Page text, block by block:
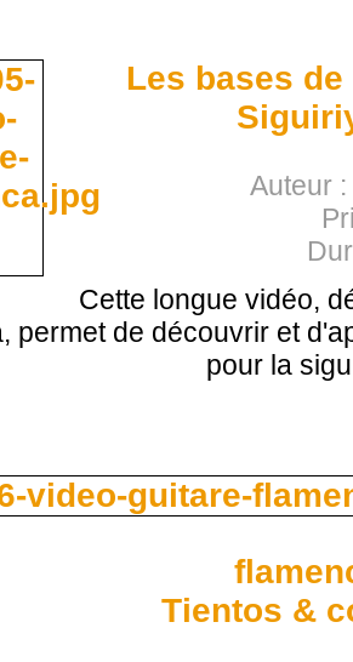
Les bases
Auteur
Cette longue vidéo,
permet de découvrir et
pour la
Tientos &